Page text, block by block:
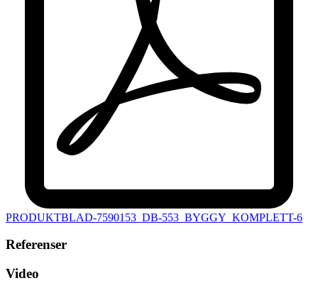
PRODUKTBLAD-7590153_DB-553_BYGGY_KOMPLETT-6
Referenser
Video